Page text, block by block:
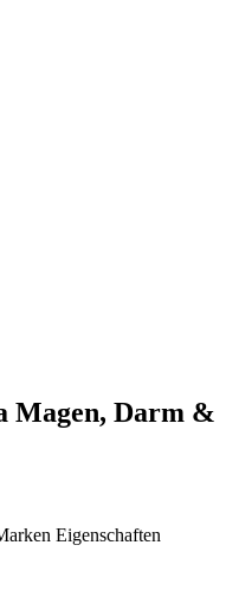
Magen, Darm &
Eigenschaften